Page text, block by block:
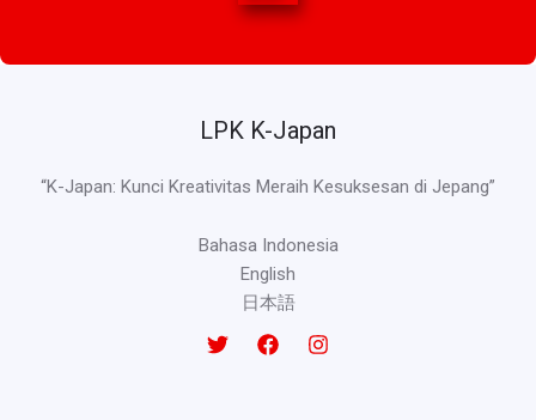
LPK K-Japan
“K-Japan: Kunci Kreativitas Meraih Kesuksesan di Jepang”
Bahasa Indonesia
English
日本語